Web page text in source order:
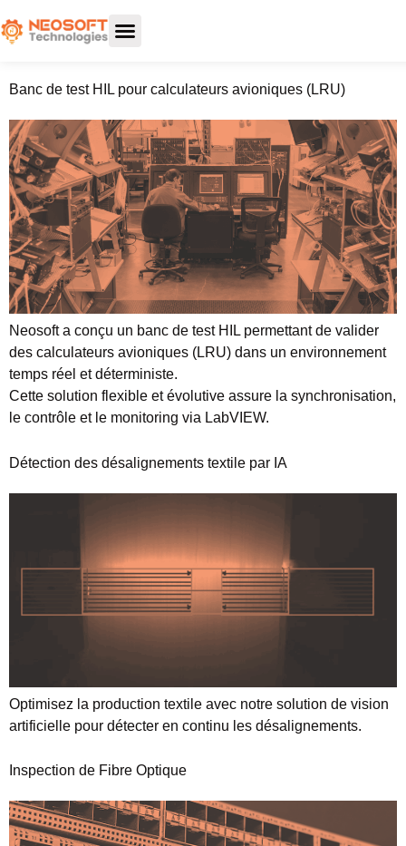
Banc de test HIL pour calculateurs avioniques (LRU)
Neosoft a conçu un banc de test HIL permettant de valider
des calculateurs avioniques (LRU) dans un environnement
temps réel et déterministe.
Cette solution flexible et évolutive assure la synchronisation,
le contrôle et le monitoring via LabVIEW.
Détection des désalignements textile par IA
Optimisez la production textile avec notre solution de vision
artificielle pour détecter en continu les désalignements.
Inspection de Fibre Optique